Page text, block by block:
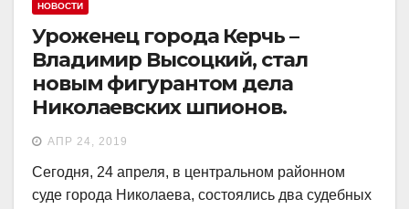
НОВОСТИ
Уроженец города Керчь –
Владимир Высоцкий, стал
новым фигурантом дела
Николаевских шпионов.
АПР 24, 2019
Сегодня, 24 апреля, в центральном районном
суде города Николаева, состоялись два судебных